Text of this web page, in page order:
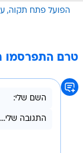
הפועל פתח תקוה
טרם התפרסמו